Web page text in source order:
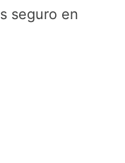
seguro en